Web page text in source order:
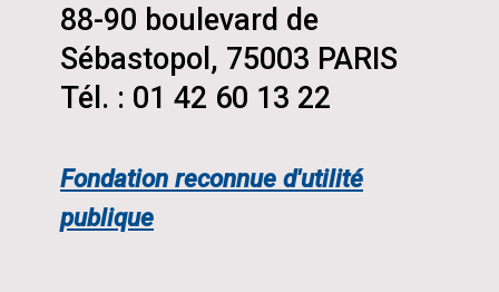
88-90 boulevard de
Sébastopol, 75003 PARIS
Tél. : 01 42 60 13 22
Fondation reconnue d'utilité
publique